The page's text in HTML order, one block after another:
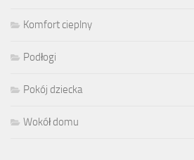
Komfort cieplny
Podłogi
Pokój dziecka
Wokół domu